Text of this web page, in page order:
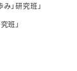
」研究班」
班」